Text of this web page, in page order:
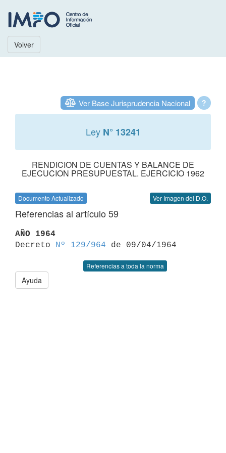
Volver
?
Ver Base Jurisprudencia Nacional
Ley N° 13241
RENDICION DE CUENTAS Y BALANCE DE
EJECUCION PRESUPUESTAL. EJERCICIO 1962
Documento Actualizado Ver Imagen del D.O.
Referencias al artículo 59
AÑO 1964
Decreto
Nº 129/964
Referencias a toda la norma
Ayuda